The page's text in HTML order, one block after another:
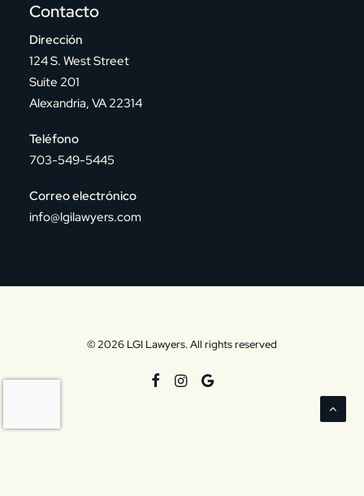
Contacto
Dirección
124 S. West Street
Suite 201
Alexandria, VA 22314
Teléfono
703-549-5445
Correo electrónico
info@lgilawyers.com
© 2026 LGI Lawyers. All rights reserved